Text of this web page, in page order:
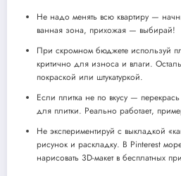
Не надо менять всю квартиру —
ванная зона, прихожая — выбирай!
При скромном бюджете используй
критично для износа и влаги.
покраской или штукатуркой.
Если плитка не по вкусу —
для плитки. Реально работает,
Не экспериментируй с выкладкой
рисунок и раскладку. В Pinterest
нарисовать 3D-макет в бесплатных